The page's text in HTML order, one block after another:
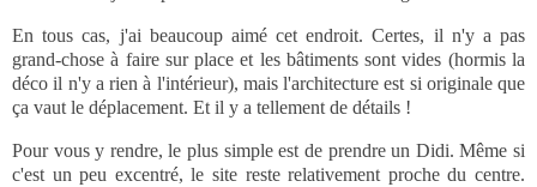
En tous cas, j'ai beaucoup aimé cet endroit. Certes, il n'y a pas
grand-chose à faire sur place et les bâtiments sont vides (hormis la
déco il n'y a rien à l'intérieur), mais l'architecture est si originale que
ça vaut le déplacement. Et il y a tellement de détails !
Pour vous y rendre, le plus simple est de prendre un Didi. Même si
c'est un peu excentré, le site reste relativement proche du centre.